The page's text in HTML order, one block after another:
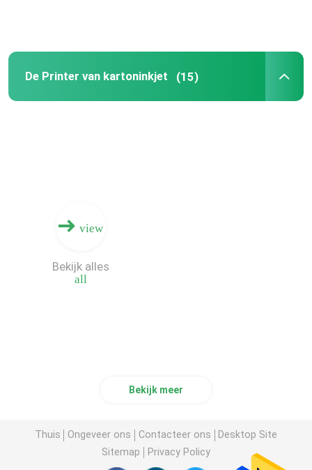
Multipas Digitale Druk
De digitale Machine van de Raadsdruk
Digitale Inkjet-Drukmachine
De Printer van kartoninkjet (15)
view
all
Bekijk alles
Bekijk meer
Thuis Ongeveer ons Contacteer ons
Desktop Site
Sitemap
Privacy Policy